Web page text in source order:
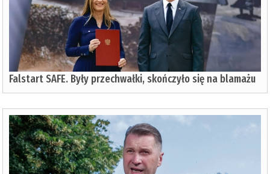
Falstart SAFE. Były przechwałki, skończyło się na blamażu